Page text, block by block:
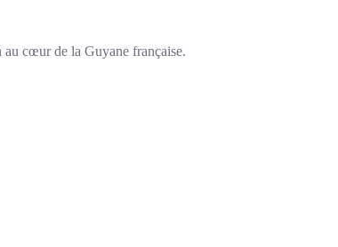
cœur de la Guyane française.